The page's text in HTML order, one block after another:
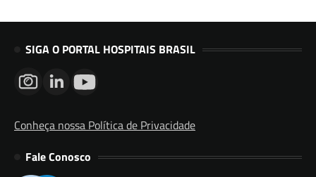
SIGA O PORTAL HOSPITAIS BRASIL
Conheça nossa Política de Privacidade
Fale Conosco